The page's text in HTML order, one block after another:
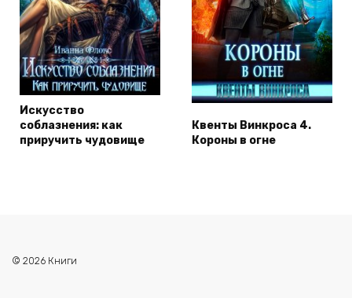
Искусство
соблазнения: как
приручить чудовище
Квенты Винкроса 4.
Короны в огне
© 2026 Книги